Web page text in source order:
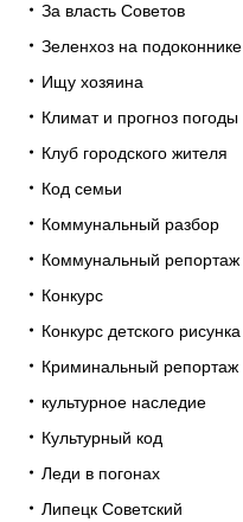
За власть Советов
Зеленхоз на подоконнике
Ищу хозяина
Климат и прогноз погоды
Клуб городского жителя
Код семьи
Коммунальный разбор
Коммунальный репортаж
Конкурс
Конкурс детского рисунка
Криминальный репортаж
культурное наследие
Культурный код
Леди в погонах
Липецк Советский